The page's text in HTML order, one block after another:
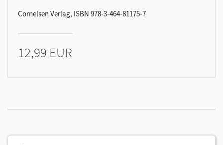
Cornelsen Verlag, ISBN 978-3-464-81175-7
12,99 EUR